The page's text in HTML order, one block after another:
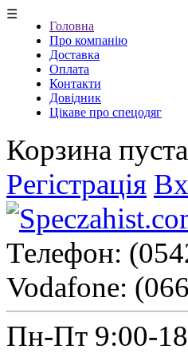
☰
Головна
Про компанію
Доставка
Оплата
Контакти
Довідник
Цікаве про спецодяг
Корзина пуста
Регістрація
Телефон:
Vodafone:
Пн-Пт 9:00-